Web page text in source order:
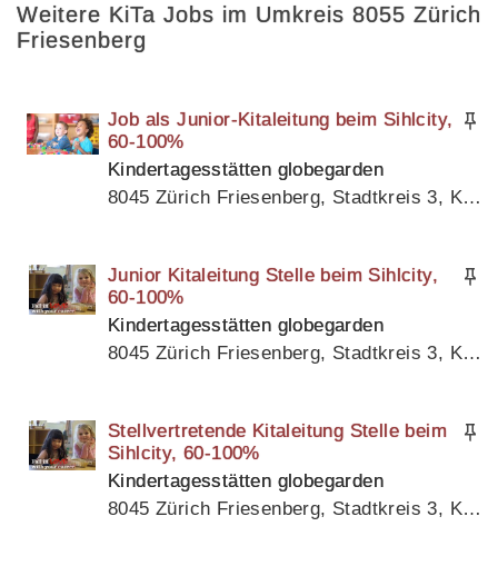
Weitere KiTa Jobs im Umkreis 8055 Zürich
Friesenberg
Job als Junior-Kitaleitung beim Sihlcity,
60-100%
Kindertagesstätten globegarden
8045 Zürich Friesenberg, Stadtkreis 3, Kanton Zürich
Junior Kitaleitung Stelle beim Sihlcity,
60-100%
Kindertagesstätten globegarden
8045 Zürich Friesenberg, Stadtkreis 3, Kanton Zürich
Stellvertretende Kitaleitung Stelle beim
Sihlcity, 60-100%
Kindertagesstätten globegarden
8045 Zürich Friesenberg, Stadtkreis 3, Kanton Zürich